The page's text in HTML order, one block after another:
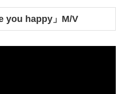
you happy」M/V